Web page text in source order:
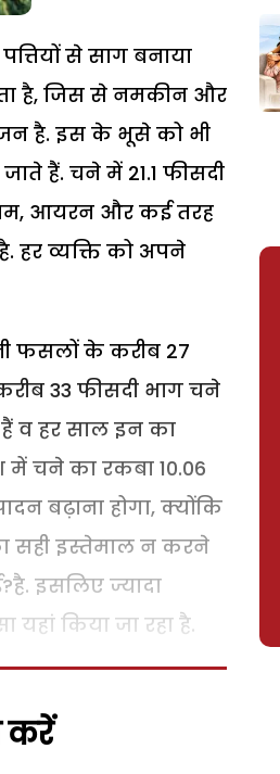
से साग बनाया
है, जिस से नमकीन और
है. इस के भूसे को भी
हैं. चने में 21.1 फीसदी
आयरन और कई तरह
हर व्यक्ति को अपने
फसलों के करीब 27
33 फीसदी भाग चने
व हर साल इन का
में चने का रकबा 10.06
बढ़ाना होगा, क्योंकि
सही इस्तेमाल न करने
इसलिए ज्यादा
किया जा रहा है.
करें